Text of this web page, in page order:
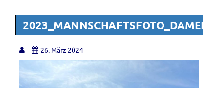
26. März 2024